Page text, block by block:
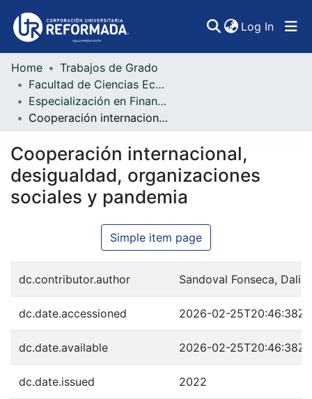
Log In
Communities & Collections
All of DSpace
Home
Trabajos de Grado
Facultad de Ciencias Económicas, Administrativas y Contables
Especialización en Finanzas Internacionales
Cooperación internacional, desigualdad, organizaciones sociales y pandemia
Cooperación internacional,
desigualdad, organizaciones
sociales y pandemia
Simple item page
dc.contributor.author Sandoval Fonseca,
dc.date.accessioned 2026-02-25T20:46:38Z
dc.date.available 2026-02-25T20:46:38Z
dc.date.issued 2022